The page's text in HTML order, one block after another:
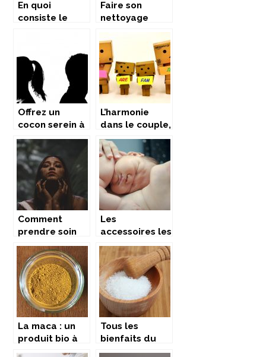
En quoi
consiste le
bébé ?
Faire son
nettoyage
manière
naturelle.
Offrez un
cocon serein à
votre enfant:
la séparation
une alternative
à envisager
L’harmonie
dans le couple,
indispensable
pour l’équilibre
familial
Comment
prendre soin
de votre peau
?
Les
accessoires les
plus
indispensables
pour votre
bébé
La maca : un
produit bio à
multiples
Tous les
bienfaits du
sel d’epsom